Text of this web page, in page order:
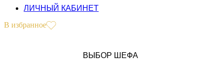
ЛИЧНЫЙ КАБИНЕТ
В избранное
ВЫБОР ШЕФА